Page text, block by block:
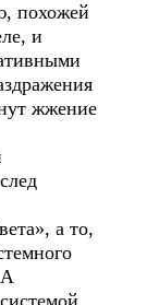
похожей
и
жжение
а то,
А